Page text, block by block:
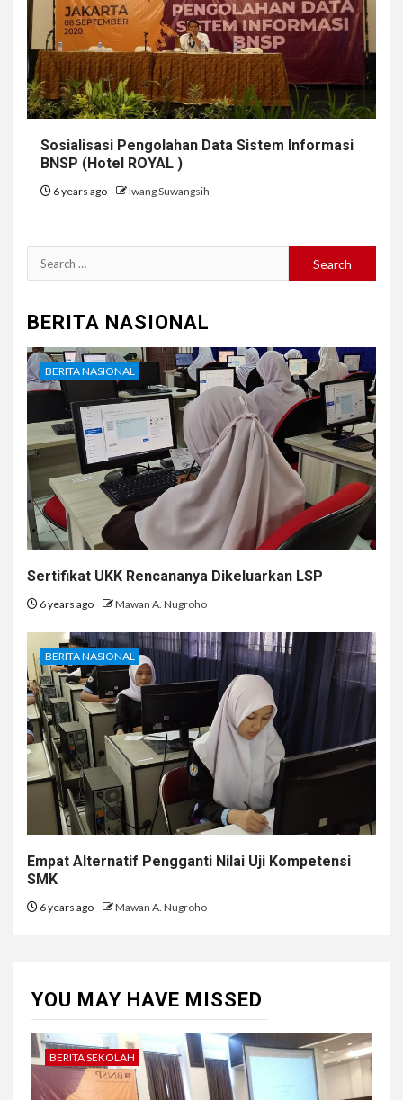
Sosialisasi Pengolahan Data Sistem Informasi
BNSP (Hotel ROYAL )
6 years ago Iwang Suwangsih
Search
for:
BERITA NASIONAL
BERITA NASIONAL
Sertifikat UKK Rencananya Dikeluarkan LSP
6 years ago Mawan A. Nugroho
BERITA NASIONAL
Empat Alternatif Pengganti Nilai Uji Kompetensi
SMK
6 years ago Mawan A. Nugroho
YOU MAY HAVE MISSED
BERITA SEKOLAH